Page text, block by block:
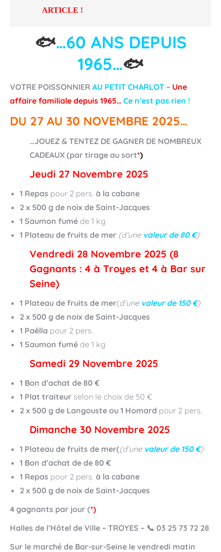
ARTICLE !
🐟…60 ANS DEPUIS
1965…🐟
VOTRE POISSONNIER AU PETIT CHARLOT – Une
affaire familiale depuis 1965… Ce n’est pas rien !
DU 27 AU 30 NOVEMBRE 2025…
…JOUEZ & TENTEZ DE GAGNER DE NOMBREUX
CADEAUX (par tirage au sort*)
Jeudi 27 Novembre 2025
1 Repas pour 2 pers. à la cabane
2 x 500 g de noix de Saint-Jacques
1 Saumon fumé de 1 kg
1 Plateau de fruits de mer (d’une valeur de 80 €)
Vendredi 28 Novembre 2025 (8
Gagnants : 4 à Troyes et 4 à Bar sur
Seine)
1 Plateau de fruits de mer(d’une valeur de 150 €)
2 x 500 g de noix de Saint-Jacques
1 Paêlla pour 2 pers.
1 Saumon fumé de 1 kg
Samedi 29 Novembre 2025
1 Bon d’achat de 80 €
1 Plat traiteur selon le choix de 50 €
2 x 500 g de Langouste ou 1 Homard pour 2 pers.
Dimanche 30 Novembre 2025
1 Plateau de fruits de mer((d’une valeur de 150 €)
1 Bon d’achat de de 80 €
1 Repas pour 2 pers. à la cabane
2 x 500 g de noix de Saint-Jacques
4 gagnants par jour (*)
Halles de l’Hôtel de Ville – TROYES – 📞 03 25 73 72 28
Sur le marché de Bar-sur-Seine le vendredi matin